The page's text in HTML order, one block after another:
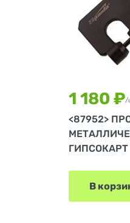
1 180 ₽/
<87952>
ГИПСОКАРТ
В